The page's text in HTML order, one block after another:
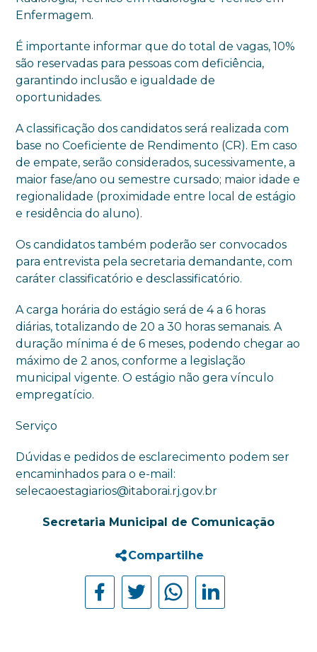
Enfermagem.
É importante informar que do total de vagas, 10%
são reservadas para pessoas com deficiência,
garantindo inclusão e igualdade de
oportunidades.
A classificação dos candidatos será realizada com
base no Coeficiente de Rendimento (CR). Em caso
de empate, serão considerados, sucessivamente, a
maior fase/ano ou semestre cursado; maior idade e
regionalidade (proximidade entre local de estágio
e residência do aluno).
Os candidatos também poderão ser convocados
para entrevista pela secretaria demandante, com
caráter classificatório e desclassificatório.
A carga horária do estágio será de 4 a 6 horas
diárias, totalizando de 20 a 30 horas semanais. A
duração mínima é de 6 meses, podendo chegar ao
máximo de 2 anos, conforme a legislação
municipal vigente. O estágio não gera vínculo
empregatício.
Serviço
Dúvidas e pedidos de esclarecimento podem ser
encaminhados para o e-mail:
selecaoestagiarios@itaborai.rj.gov.br
Secretaria Municipal de Comunicação
Compartilhe